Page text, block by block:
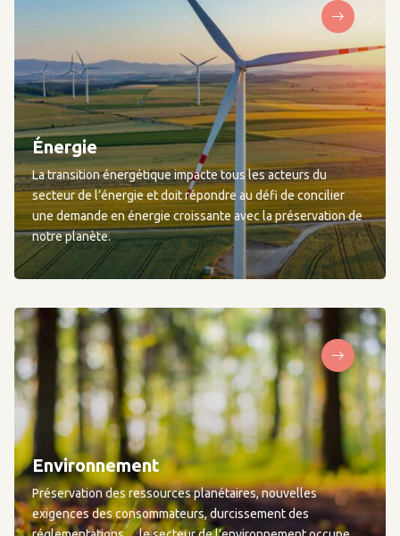
Énergie
La transition énergétique impacte tous les acteurs du
secteur de l’énergie et doit répondre au défi de concilier
une demande en énergie croissante avec la préservation de
notre planète.
Environnement
Préservation des ressources planétaires, nouvelles
exigences des consommateurs, durcissement des